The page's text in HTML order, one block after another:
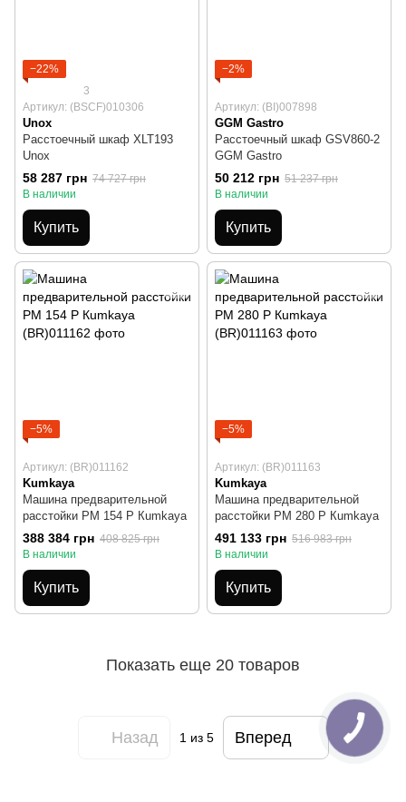
−22%
3
Артикул: (BSCF)010306
Unox
Расстоечный шкаф XLT193
Unox
58 287 грн 74 727 грн
В наличии
Купить
−2%
Артикул: (BI)007898
GGM Gastro
Расстоечный шкаф GSV860-2
GGM Gastro
50 212 грн 51 237 грн
В наличии
Купить
−5%
Артикул: (BR)011162
Kumkaya
Машина предварительной
расстойки PM 154 P Кumkaya
388 384 грн 408 825 грн
В наличии
Купить
−5%
Артикул: (BR)011163
Kumkaya
Машина предварительной
расстойки PM 280 Р Кumkaya
491 133 грн 516 983 грн
В наличии
Купить
Показать еще 20 товаров
Назад 1из 5 Вперед